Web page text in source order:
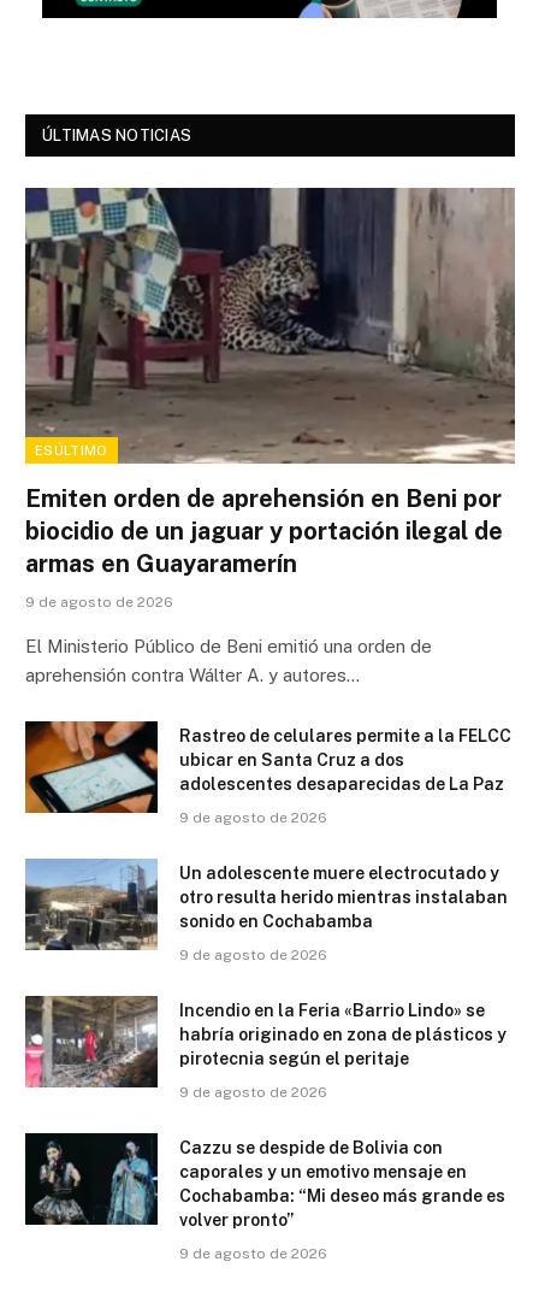
ÚLTIMAS NOTICIAS
ESÚLTIMO
Emiten orden de aprehensión en Beni por
biocidio de un jaguar y portación ilegal de
armas en Guayaramerín
9 de agosto de 2026
El Ministerio Público de Beni emitió una orden de
aprehensión contra Wálter A. y autores…
Rastreo de celulares permite a la FELCC
ubicar en Santa Cruz a dos
adolescentes desaparecidas de La Paz
9 de agosto de 2026
Un adolescente muere electrocutado y
otro resulta herido mientras instalaban
sonido en Cochabamba
9 de agosto de 2026
Incendio en la Feria «Barrio Lindo» se
habría originado en zona de plásticos y
pirotecnia según el peritaje
9 de agosto de 2026
Cazzu se despide de Bolivia con
caporales y un emotivo mensaje en
Cochabamba: “Mi deseo más grande es
volver pronto”
9 de agosto de 2026